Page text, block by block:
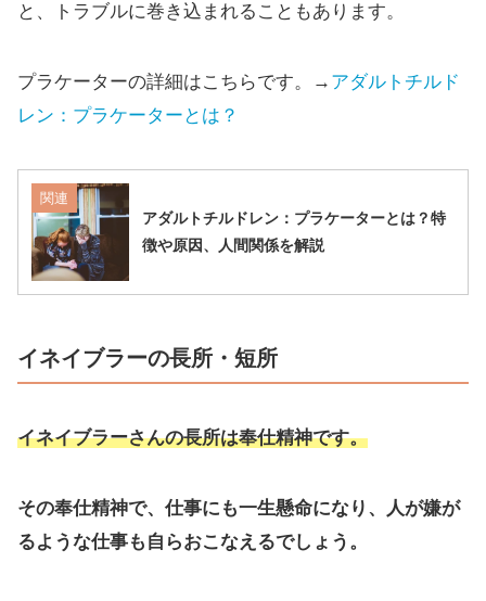
と、トラブルに巻き込まれることもあります。
プラケーターの詳細はこちらです。→ アダルトチルド
レン：プラケーターとは？
関連
アダルトチルドレン：プラケーターとは？特
徴や原因、人間関係を解説
イネイブラーの長所・短所
イネイブラーさんの長所は奉仕精神です。
その奉仕精神で、仕事にも一生懸命になり、人が嫌が
るような仕事も自らおこなえるでしょう。